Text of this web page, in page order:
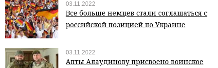
03.11.2022
Все больше немцев стали соглашаться с
российской позицией по Украине
03.11.2022
Апты Алаудинову присвоено воинское